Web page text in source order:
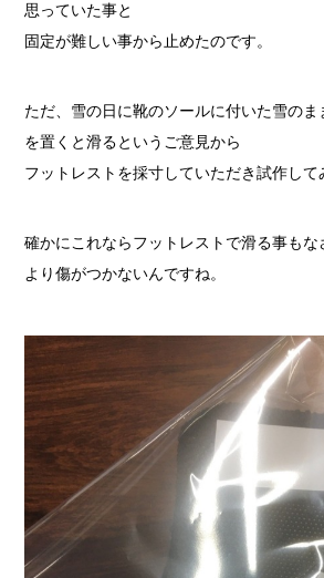
思っていた事と
固定が難しい事から止めたのです。
ただ、雪の日に靴のソールに付いた雪のま
を置くと滑るというご意見から
フットレストを採寸していただき試作して
確かにこれならフットレストで滑る事もな
より傷がつかないんですね。